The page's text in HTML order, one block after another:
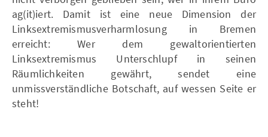
ag(it)iert. Damit ist eine neue Dimension der
Linksextremismusverharmlosung in Bremen
erreicht: Wer dem gewaltorientierten
Linksextremismus Unterschlupf in seinen
Räumlichkeiten gewährt, sendet eine
unmissverständliche Botschaft, auf wessen Seite er
steht!